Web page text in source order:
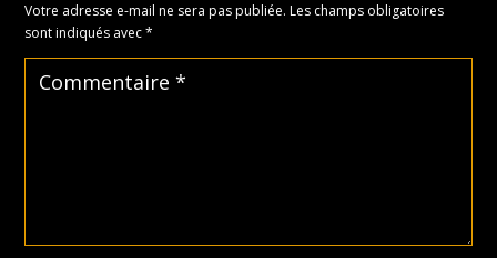
Votre adresse e-mail ne sera pas publiée. Les champs obligatoires
sont indiqués avec*